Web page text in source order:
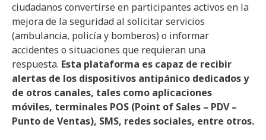
ciudadanos convertirse en participantes activos en la
mejora de la seguridad al solicitar servicios
(ambulancia, policía y bomberos) o informar
accidentes o situaciones que requieran una
respuesta. Esta plataforma es capaz de recibir
alertas de los dispositivos antipánico dedicados y
de otros canales, tales como aplicaciones
móviles, terminales POS (Point of Sales – PDV –
Punto de Ventas), SMS, redes sociales, entre otros.